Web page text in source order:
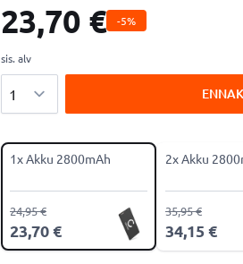
23,70 € -5%
sis. alv
1x Akku 2800mAh
23,70 €
24,95 €
2x Akku
34,15 €
35,95 €